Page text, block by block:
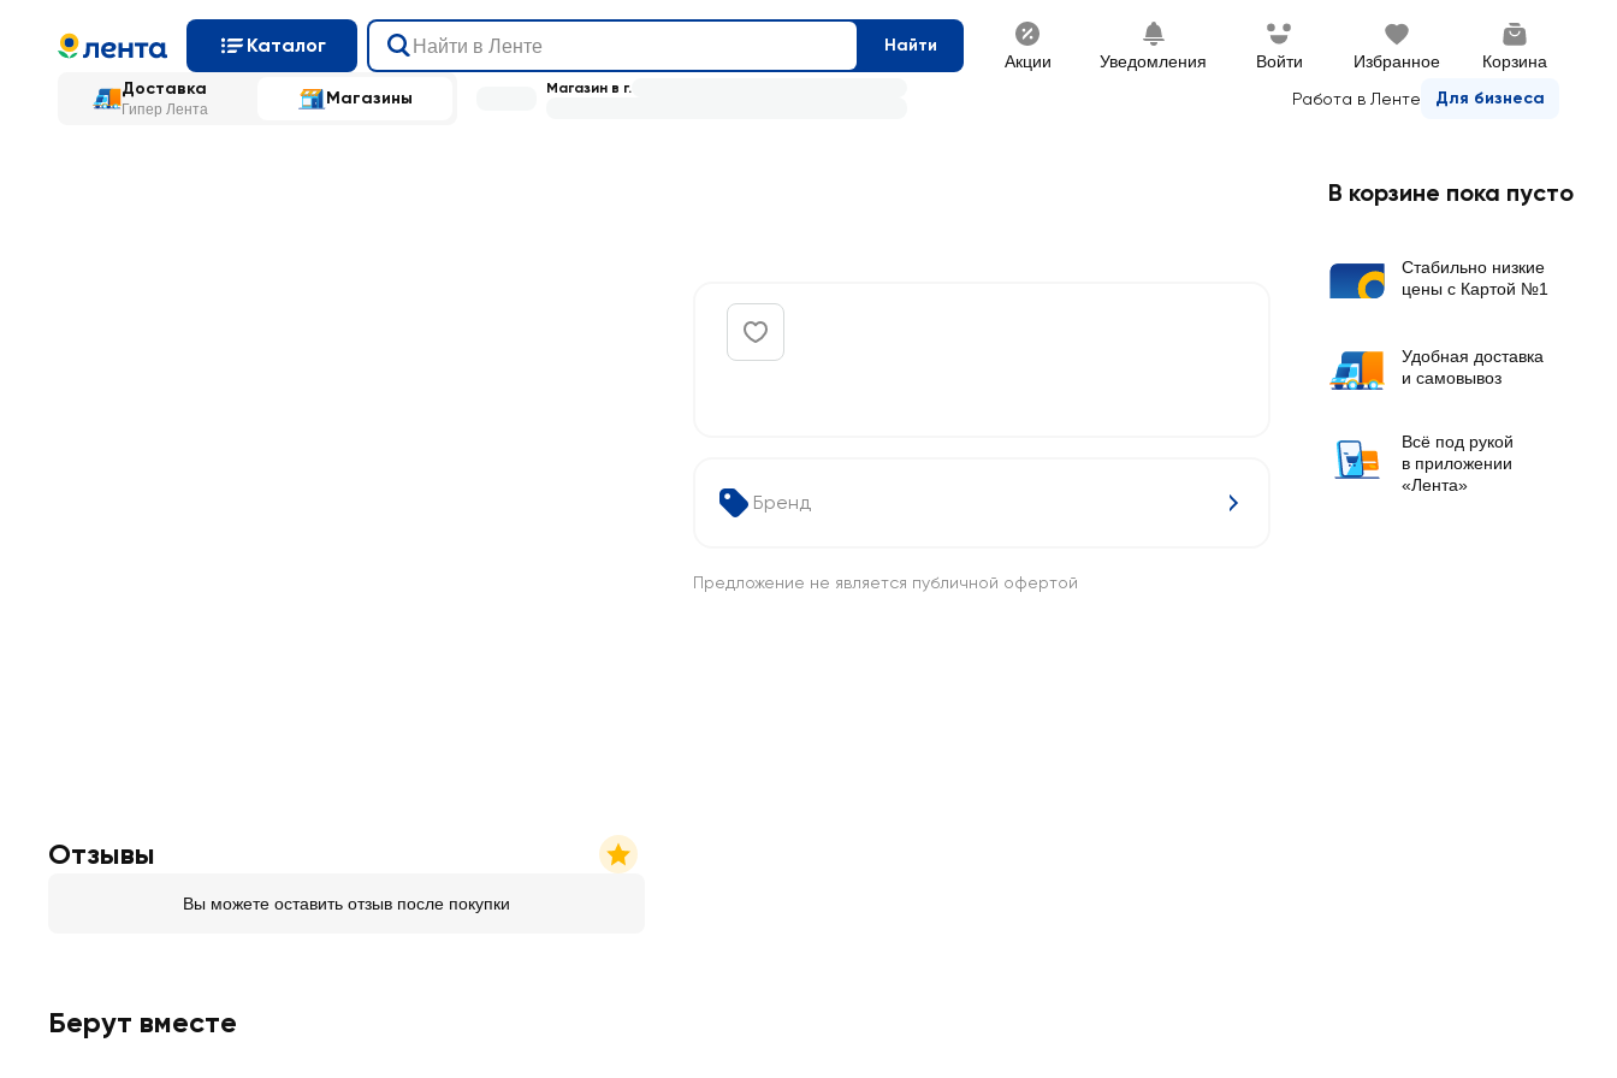
Каталог Найти
Акции Уведомления Войти Избранное Корзина
Доставка
Гипер Лента
Магазины Работа в Ленте Для бизнеса
Магазин в г.
Бренд
Предложение не является публичной офертой
Отзывы
Вы можете оставить отзыв после покупки
Берут вместе
В корзине пока пусто
Стабильно низкие
цены с Картой №1
Удобная доставка
и самовывоз
Всё под рукой
в приложении
«Лента»